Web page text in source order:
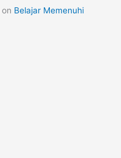
on Belajar Memenuhi